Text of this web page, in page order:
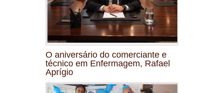
O aniversário do comerciante e
técnico em Enfermagem, Rafael
Aprígio